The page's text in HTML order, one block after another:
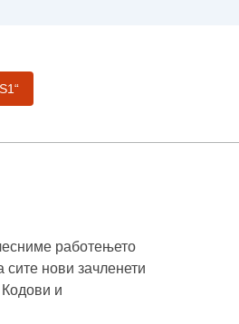
работењето
нови зачленети
и